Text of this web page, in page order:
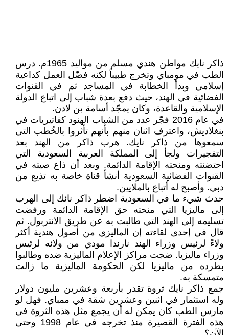
ذاكر نايك مواطن هندي مسلم من مواليد 1965م. درس
الطب في مومباي وتخرج طبيباً لكنه فضّل العمل كداعية
إسلامي وبدأ الخطابة في المساجد ثم في القنوات
الفضائية في الهند، حيث دفع بعدة شباب إلى اتباع الدولة
الإسلامية والقاعدة، وكان يمجّد أسامة بن لادن.
في عام 2016 فجّر عدد من الشباب الهنود كفاتيريات في
بنغلاديش، واعترف اثنان منهم بأنهم تأثروا بالخُطب التي
سمعوها من ذاكر نايك. هرب ذاكر من الهند بعد
التفجيرات ولجأ إلى المملكة العربية السعودية التي
احتضنته ومنحته الإقامة الدائمة. وبعد أن ذاع صيته في
القنوات الفضائية السعودية أنشأ قناة خاصة به تذيع من
دبي. وأصبح له أتباع بالملايين.
حدث شيء ما في السعودية اضطر ذاكر نائك إلى الهرب
إلى ماليزيا التي منحته حق الإقامة الدائمة ورفضت
تسليمه إلى الهند التي طالبت به عن طريق الانتربول. ثم
قال في إحدى لقاءته إن الماليزي من أصول هندية أكثر
ولاءً لرئيس وزراء الهند نارندا مودي من ولائه لرئيس
وزراء ماليزيا. ضجت مراكز الإعلام الماليزية ضده وطالبوا
بطرده من ماليزيا لكن الحكومة الماليزية ما زالت
متمسكة به.
جمع ذاكر نايك ثروة تقدر بأربعة وعشرين مليون دولار
وله استثمار في اثنين وعشرين شقة في ممباي. فهل لو
مارس الطب كان يمكن له أن يجمع مثل هذه الثروة في
هذه الفترة القصيرة منذ تخرجه في عام 1998 وحتى